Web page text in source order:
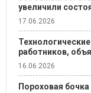
увеличили
17.06.2026
работников,
16.06.2026
Пороховая